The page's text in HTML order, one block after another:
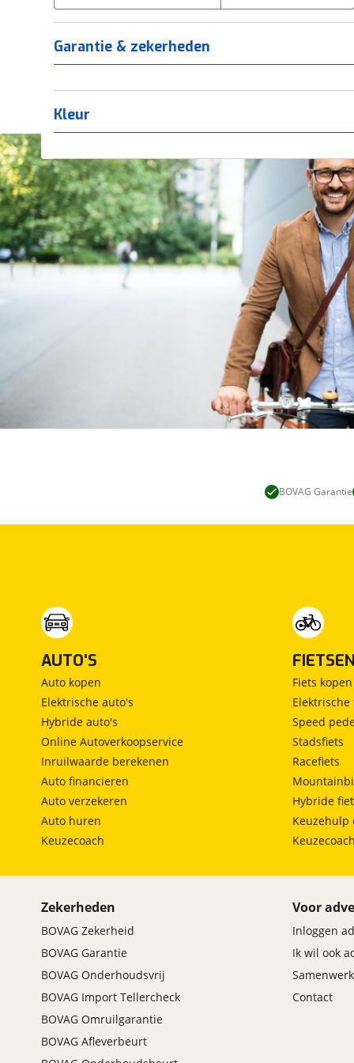
Tica
Garantie & zekerheden
Kleur
BOVAG Garantie
AUTO'S
Auto kopen
Elektrische auto's
Hybride auto's
Online Autoverkoopservice
Inruilwaarde berekenen
Auto financieren
Auto verzekeren
Auto huren
Keuzecoach
FIETSEN
Fiets kopen
Elektrische
Speed
Stadsfiets
Racefiets
Hybride
Keuzehulp
Keuzecoach
Zekerheden
BOVAG Zekerheid
BOVAG Garantie
BOVAG Onderhoudsvrij
BOVAG Import Tellercheck
BOVAG Omruilgarantie
BOVAG Afleverbeurt
Voor
Inloggen
Ik wil ook
Contact